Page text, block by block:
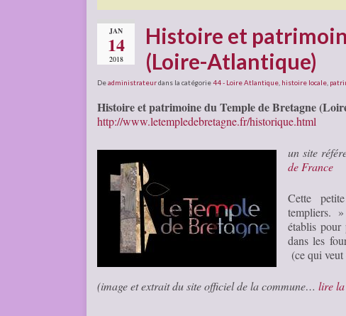
JAN
14
2018
Histoire et
(Loire-Atlantique)
Deadministrateurdans la catégorie44 - Loire Atlantique histoire locale
Histoire et patrimoine du Temple de Bretagne
http://www.letempledebretagne.fr/historique.html
un site
de France
Cette
templiers.
établis pour
dans les
(ce qui
(image et extrait du site officiel de la commune… lire